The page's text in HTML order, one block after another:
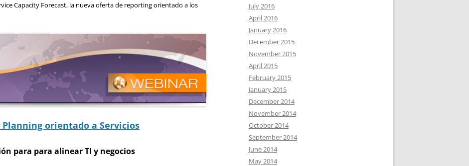
Capacity Forecast, la nueva oferta de reporting orientado a los
Planning orientado a Servicios
para para alinear TI y negocios
July 2016
April 2016
January 2016
December 2015
November 2015
April 2015
February 2015
January 2015
December 2014
November 2014
October 2014
September 2014
June 2014
May 2014